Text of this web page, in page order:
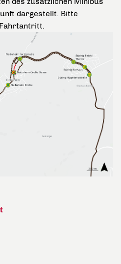
dargestellt. Bitte